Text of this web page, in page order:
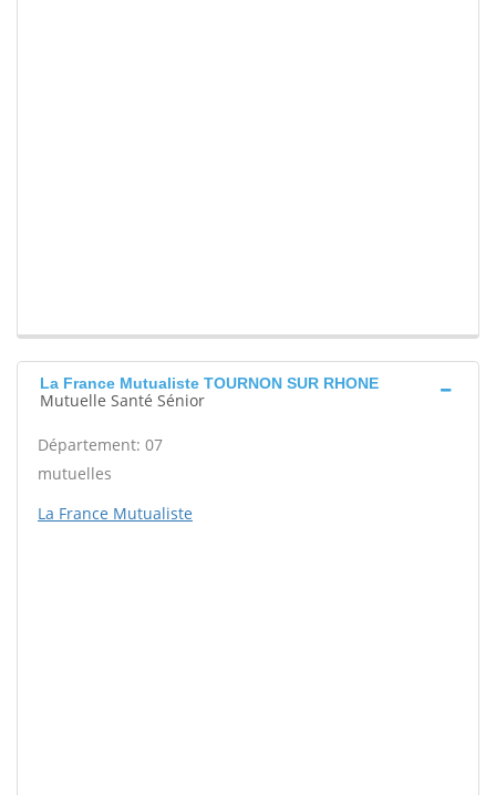
La France Mutualiste TOURNON SUR RHONE
Mutuelle Santé Sénior
Département: 07
mutuelles
La France Mutualiste